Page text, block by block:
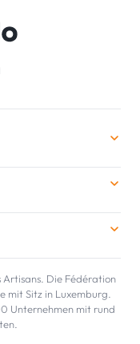
Die Fédération
mit Sitz in Luxemburg.
Unternehmen mit rund